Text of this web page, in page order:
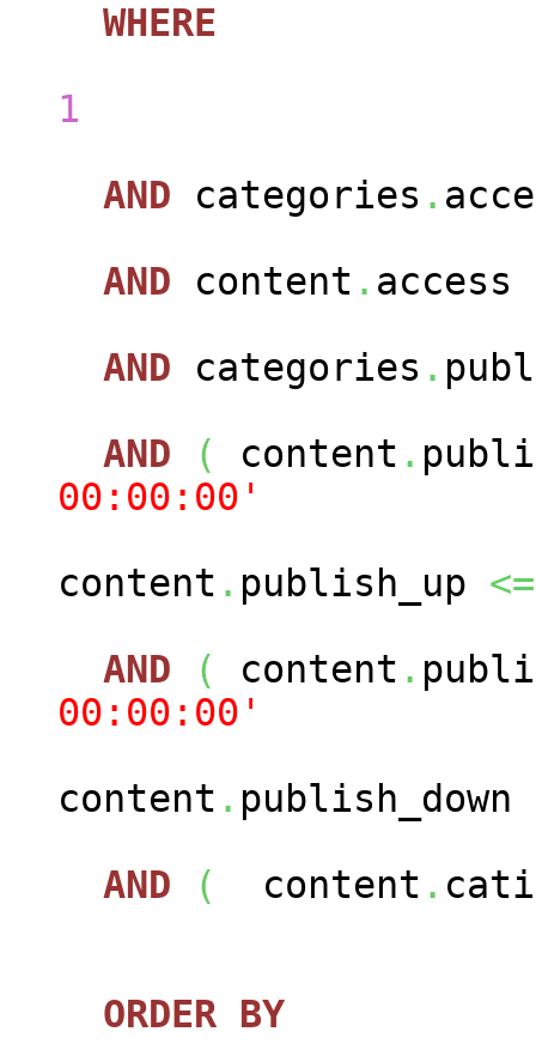
WHERE
1
AND categories .
AND content . access
AND categories .
AND
( content .
00:00:00'
content . publish_up <=
AND
( content .
00:00:00'
content . publish_down
AND
( content .
ORDER BY